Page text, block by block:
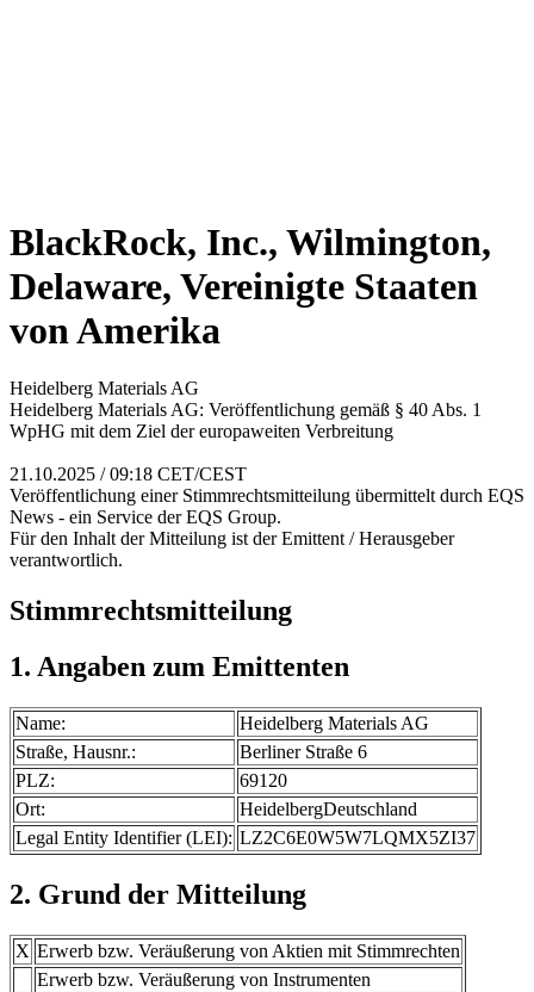
BlackRock, Inc., Wilmington,
Delaware, Vereinigte Staaten
von Amerika
Heidelberg Materials AG
Heidelberg Materials AG: Veröffentlichung gemäß § 40 Abs. 1
WpHG mit dem Ziel der europaweiten Verbreitung
21.10.2025 / 09:18 CET/CEST
Veröffentlichung einer Stimmrechtsmitteilung übermittelt durch EQS
News - ein Service der EQS Group.
Für den Inhalt der Mitteilung ist der Emittent / Herausgeber
verantwortlich.
Stimmrechtsmitteilung
1. Angaben zum Emittenten
Name:
Heidelberg Materials AG
Straße, Hausnr.:
Berliner Straße 6
PLZ:
69120
Ort:
HeidelbergDeutschland
Legal Entity Identifier (LEI): LZ2C6E0W5W7LQMX5ZI37
2. Grund der Mitteilung
X Erwerb bzw. Veräußerung von Aktien mit Stimmrechten
Erwerb bzw. Veräußerung von Instrumenten